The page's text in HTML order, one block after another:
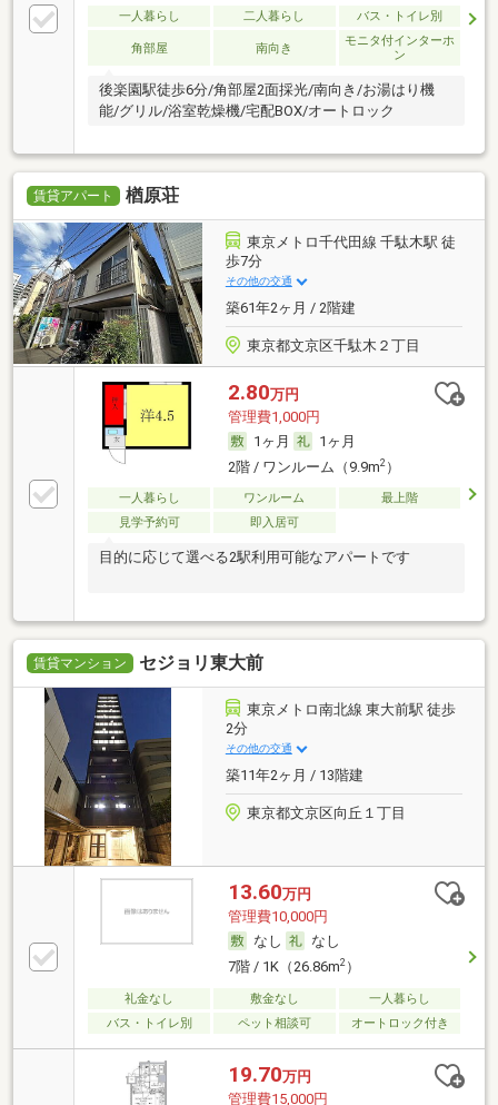
一人暮らし 二人暮らし バス・トイレ別
角部屋 南向き
モニタ付インターホ
ン
後楽園駅徒歩6分/角部屋2面採光/南向き/お湯はり機
能/グリル/浴室乾燥機/宅配BOX/オートロック
賃貸アパート 楢原荘
東京メトロ千代田線 千駄木駅 徒
歩7分
その他の交通
築61年2ヶ月 / 2階建
東京都文京区千駄木２丁目
2.80万円
管理費1,000円
1ヶ月
1ヶ月
2階 / ワンルーム（9.9m2）
一人暮らし ワンルーム
最上階
見学予約可
即入居可
目的に応じて選べる2駅利用可能なアパートです
賃貸マンション セジョリ東大前
東京メトロ南北線 東大前駅 徒歩
2分
その他の交通
築11年2ヶ月 / 13階建
東京都文京区向丘１丁目
13.60万円
管理費10,000円
なし
なし
7階 / 1K（26.86m2）
礼金なし 敷金なし
一人暮らし
バス・トイレ別
ペット相談可 オートロック付き
19.70万円
管理費15,000円